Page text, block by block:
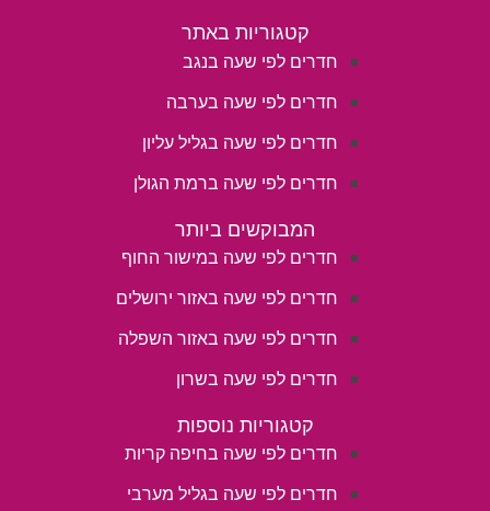
קטגוריות באתר
חדרים לפי שעה בנגב
חדרים לפי שעה בערבה
חדרים לפי שעה בגליל עליון
חדרים לפי שעה ברמת הגולן
המבוקשים ביותר
חדרים לפי שעה במישור החוף
חדרים לפי שעה באזור ירושלים
חדרים לפי שעה באזור השפלה
חדרים לפי שעה בשרון
קטגוריות נוספות
חדרים לפי שעה בחיפה קריות
חדרים לפי שעה בגליל מערבי